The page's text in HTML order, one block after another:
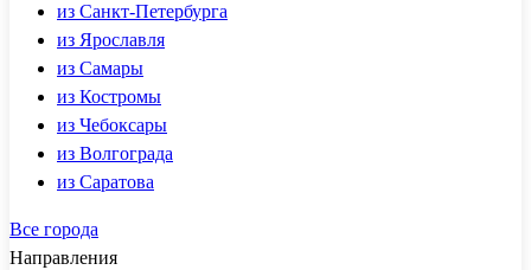
из Санкт-Петербурга
из Ярославля
из Самары
из Костромы
из Чебоксары
из Волгограда
из Саратова
Все города
Направления